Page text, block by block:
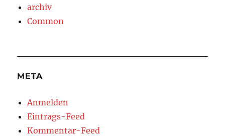
archiv
Common
META
Anmelden
Eintrags-Feed
Kommentar-Feed